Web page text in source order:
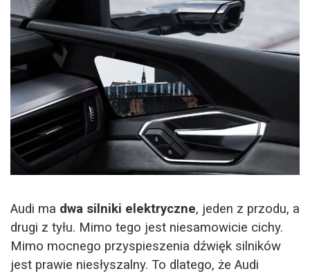
Audi ma dwa silniki elektryczne, jeden z przodu, a
drugi z tyłu. Mimo tego jest niesamowicie cichy.
Mimo mocnego przyspieszenia dźwięk silników
jest prawie niesłyszalny. To dlatego, że Audi